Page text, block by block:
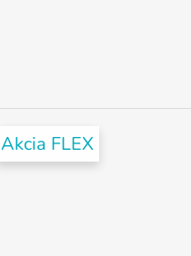
Akcia FLEX